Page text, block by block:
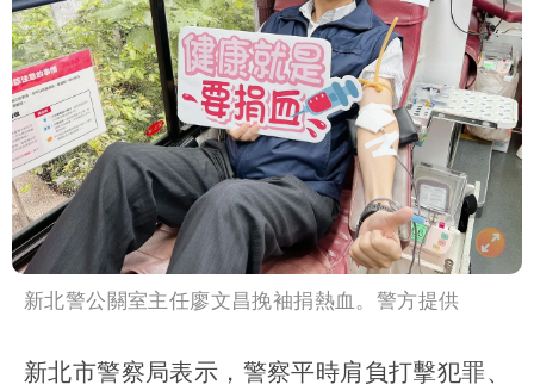
新北警公關室主任廖文昌挽袖捐熱血。警方提供
新北市警察局表示，警察平時肩負打擊犯罪、